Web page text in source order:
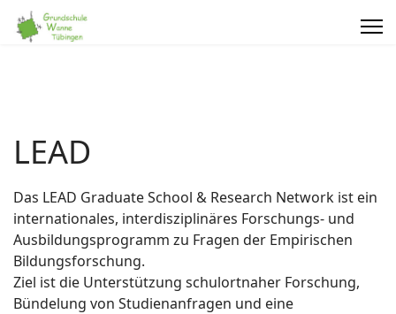
LEAD
Das LEAD Graduate School & Research Network ist ein
internationales, interdisziplinäres Forschungs- und
Ausbildungsprogramm zu Fragen der Empirischen
Bildungsforschung.
Ziel ist die Unterstützung schulortnaher Forschung,
Bündelung von Studienanfragen und eine